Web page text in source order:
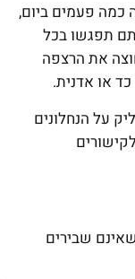
פעמים ביום,
בכל
את הרצפה
אדנית.
על הנחלונים
שבירים